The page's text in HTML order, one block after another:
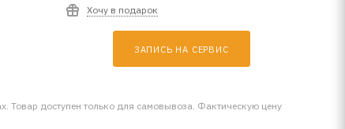
Хочу в подарок
ЗАПИСЬ НА СЕРВИС
Товар доступен только для самовывоза. Фактическую цену